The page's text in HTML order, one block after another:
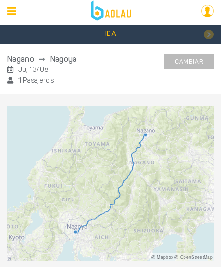
IDA
Nagano Nagoya
Ju, 13/08
1 Pasajeros
CAMBIAR
@ Mapbox @ OpenStreetMap